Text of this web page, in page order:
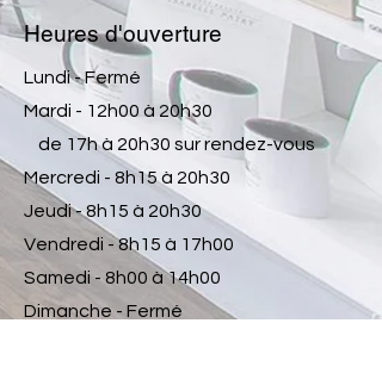
Heures d'ouverture
Lundi - Fermé
Mardi - 12h00 à 20h30
de 17h à 20h30 sur rendez-vous
Mercredi - 8h15 à 20h30
Jeudi - 8h15 à 20h30
Vendredi - 8h15 à 17h00
Samedi - 8h00 à 14h00
Dimanche - Fermé